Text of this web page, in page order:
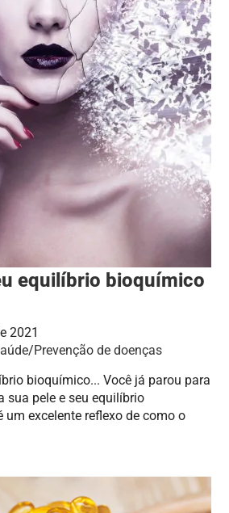
equilíbrio bioquímico
2021
/Prevenção de doenças
bioquímico... Você já parou para
sua pele e seu equilíbrio
um excelente reflexo de como o